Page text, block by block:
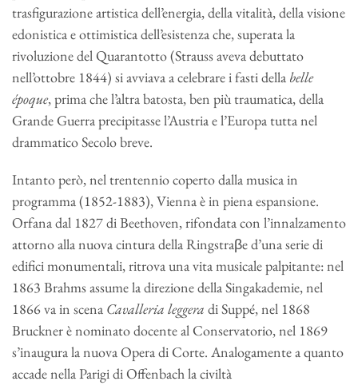
trasfigurazione artistica dell’energia, della vitalità, della visione
edonistica e ottimistica dell’esistenza che, superata la
rivoluzione del Quarantotto (Strauss aveva debuttato
nell’ottobre 1844) si avviava a celebrare i fasti della belle
époque, prima che l’altra batosta, ben più traumatica, della
Grande Guerra precipitasse l’Austria e l’Europa tutta nel
drammatico Secolo breve.
Intanto però, nel trentennio coperto dalla musica in
programma (1852-1883), Vienna è in piena espansione.
Orfana dal 1827 di Beethoven, rifondata con l’innalzamento
attorno alla nuova cintura della Ringstraβe d’una serie di
edifici monumentali, ritrova una vita musicale palpitante: nel
1863 Brahms assume la direzione della Singakademie, nel
1866 va in scena Cavalleria leggera di Suppé, nel 1868
Bruckner è nominato docente al Conservatorio, nel 1869
s’inaugura la nuova Opera di Corte. Analogamente a quanto
accade nella Parigi di Offenbach la civiltà